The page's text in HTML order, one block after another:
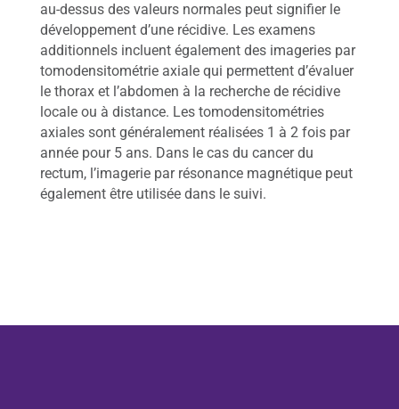
au-dessus des valeurs normales peut signifier le
développement d’une récidive. Les examens
additionnels incluent également des imageries par
tomodensitométrie axiale qui permettent d’évaluer
le thorax et l’abdomen à la recherche de récidive
locale ou à distance. Les tomodensitométries
axiales sont généralement réalisées 1 à 2 fois par
année pour 5 ans. Dans le cas du cancer du
rectum, l’imagerie par résonance magnétique peut
également être utilisée dans le suivi.